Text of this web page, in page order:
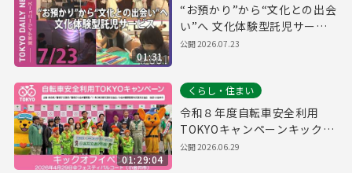
01:31
“お預かり”から“文化との出会
い”へ 文化体験型託児サービ
ス（令和8年7月23日 東京デイ
公開2026.07.23
01:29:04
くらし・住まい
令和８年度自転車安全利用
TOKYOキャンペーンキックオ
フイベント
公開2026.06.29